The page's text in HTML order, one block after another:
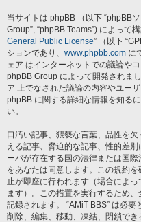
当サイトは phpBB （以下 “phpBB
Group”, “phpBB Teams”) によって
General Public License” （以下
ションであり、 www.phpbb.com に
ェア はインターネットでの議論や
phpBB Group によって開発されま
ア 上でなされた議論の内容やユー
phpBB に関する詳細な情報を知る
い。
口汚い記事、猥褻な言葉、品性を
える記事、脅迫的な記事、性的差
ーバが存在する国の法律または国
をあなたは同意します。この規約
止が即座に行われます（場合によ
ます）。この措置を実行するため
記録されます。 “AMiT BBS” は必
削除、編集、移動、凍結、閉鎖で